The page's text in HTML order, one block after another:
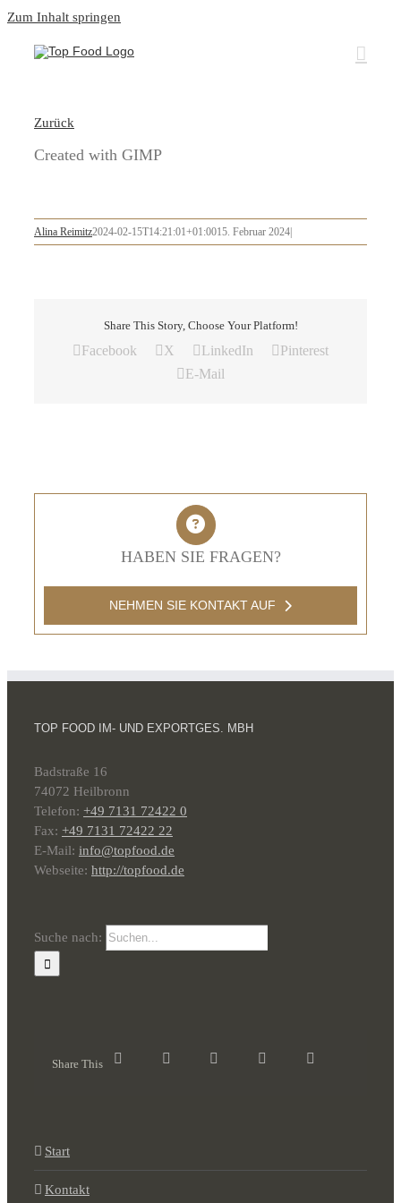
Zum Inhalt springen
Zurück
Created with GIMP
Alina Reimitz2024-02-15T14:21:01+01:0015. Februar 2024
Share This Story, Choose Your Platform!
Facebook X LinkedIn
Pinterest
E-Mail
HABEN SIE FRAGEN?
NEHMEN SIE KONTAKT AUF
TOP FOOD IM- UND EXPORTGES. MBH
Badstraße 16
74072 Heilbronn
Telefon: +49 7131 72422 0
Fax: +49 7131 72422 22
E-Mail: info@topfood.de
Webseite: http://topfood.de
Suche nach:
Share This
Start
Kontakt